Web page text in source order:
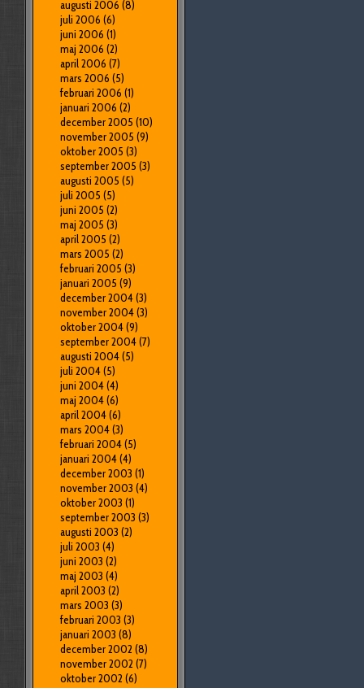
augusti 2006 (8)
juli 2006 (6)
juni 2006 (1)
maj 2006 (2)
april 2006 (7)
mars 2006 (5)
februari 2006 (1)
januari 2006 (2)
december 2005 (10)
november 2005 (9)
oktober 2005 (3)
september 2005 (3)
augusti 2005 (5)
juli 2005 (5)
juni 2005 (2)
maj 2005 (3)
april 2005 (2)
mars 2005 (2)
februari 2005 (3)
januari 2005 (9)
december 2004(3)
november 2004(3)
oktober 2004(9)
september 2004(7)
augusti 2004(5)
juli 2004(5)
juni 2004(4)
maj 2004(6)
april 2004(6)
mars 2004(3)
februari 2004(5)
januari 2004(4)
december 2003 (1)
november 2003 (4)
oktober 2003 (1)
september 2003 (3)
augusti 2003 (2)
juli 2003 (4)
juni 2003 (2)
maj 2003 (4)
april 2003 (2)
mars 2003 (3)
februari 2003 (3)
januari 2003 (8)
december 2002 (8)
november 2002 (7)
oktober 2002 (6)